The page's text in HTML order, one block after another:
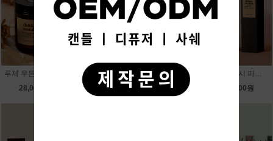
28,000원
루체 캔들워머+소이 캔들 라지자+할로겐전구 2개 세트
34,900원
15,000원
스타일리시 패브릭 퍼퓸 100ml
15,000원